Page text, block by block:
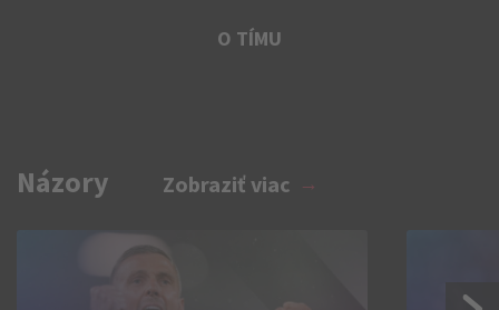
O TÍMU
Názory Zobraziť viac